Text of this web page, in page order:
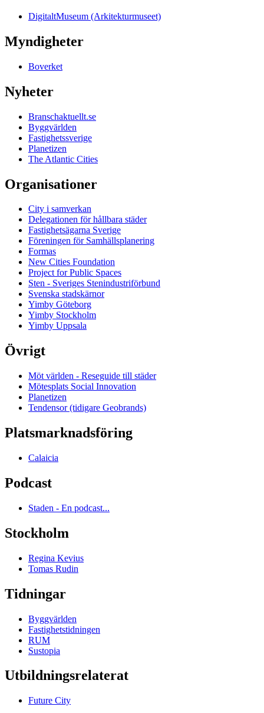
DigitaltMuseum (Arkitekturmuseet)
Myndigheter
Boverket
Nyheter
Branschaktuellt.se
Byggvärlden
Fastighetssverige
Planetizen
The Atlantic Cities
Organisationer
City i samverkan
Delegationen för hållbara städer
Fastighetsägarna Sverige
Föreningen för Samhällsplanering
Formas
New Cities Foundation
Project for Public Spaces
Sten - Sveriges Stenindustriförbund
Svenska stadskärnor
Yimby Göteborg
Yimby Stockholm
Yimby Uppsala
Övrigt
Möt världen - Reseguide till städer
Mötesplats Social Innovation
Planetizen
Tendensor (tidigare Geobrands)
Platsmarknadsföring
Calaicia
Podcast
Staden - En podcast...
Stockholm
Regina Kevius
Tomas Rudin
Tidningar
Byggvärlden
Fastighetstidningen
RUM
Sustopia
Utbildningsrelaterat
Future City